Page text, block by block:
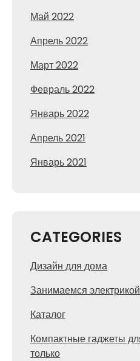
Май 2022
Апрель 2022
Март 2022
Февраль 2022
Январь 2022
Апрель 2021
Январь 2021
CATEGORIES
Дизайн для дома
Занимаемся электрикой
Каталог
Компактные гаджеты
только